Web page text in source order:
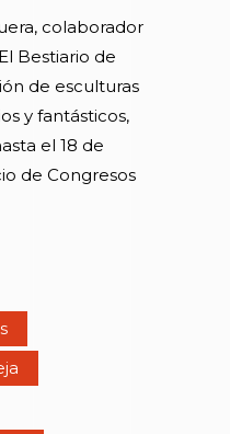
colaborador
Bestiario de
de esculturas
y fantásticos,
el 18 de
de Congresos